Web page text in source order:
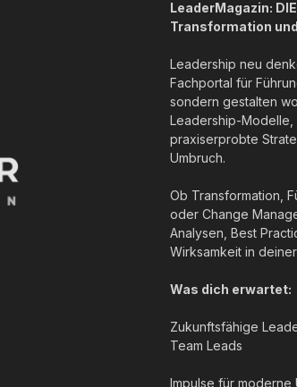
LeaderMagazin:
Transformation
Leadership neu
Fachportal für
sondern gestalten
Leadership-Modelle,
praxiserprobte
Umbruch.
Ob Transformation,
oder Change
Analysen, Best
Wirksamkeit in
Was dich erwartet:
Zukunftsfähige
Team Leads
Impulse für moderne